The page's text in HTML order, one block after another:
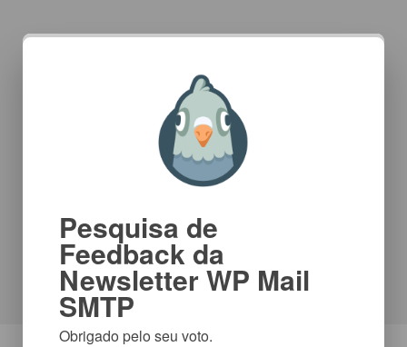
Pesquisa de
Feedback da
Newsletter WP Mail
SMTP
Obrigado pelo seu voto.